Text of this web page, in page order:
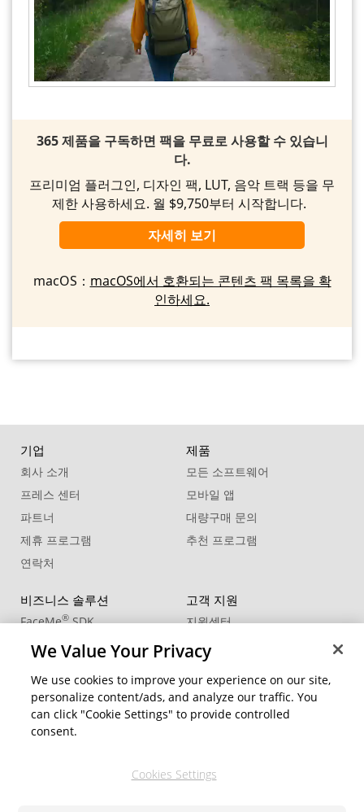
365 제품을 구독하면 팩을 무료로 사용할 수 있습니
다.
프리미엄 플러그인, 디자인 팩, LUT, 음악 트랙 등을 무
제한 사용하세요. 월 $9,750부터 시작합니다.
자세히 보기
macOS： macOS에서 호환되는 콘텐츠 팩 목록을 확
인하세요.
기업
회사 소개
프레스 센터
파트너
제휴 프로그램
연락처
제품
모든 소프트웨어
모바일 앱
대량구매 문의
추천 프로그램
비즈니스 솔루션
FaceMe®SDK
고객 지원
지원센터
학습 센터
커뮤니티
지역 변경
We Value Your Privacy
We use cookies to improve your experience on our site,
personalize content/ads, and analyze our traffic. You
can click "Cookie Settings" to provide controlled
consent.
Cookies Settings